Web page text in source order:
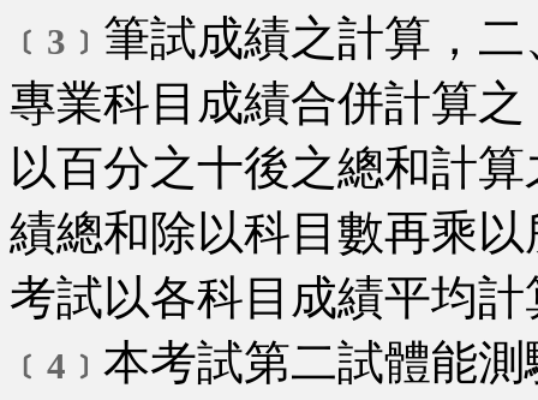
﹝3﹞ 筆試成績之計算，
專業科目成績合併計算
以百分之十後之總和計
績總和除以科目數再乘
考試以各科目成績平均計
﹝4﹞ 本考試第二試體能